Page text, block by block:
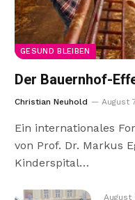
GESUND BLEIBEN
Der Bauernhof-
Christian Neuhold August
Ein internationales
von Prof. Dr. Markus
Kinderspital…
August